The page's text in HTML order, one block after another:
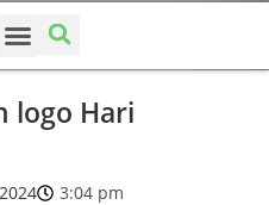
logo Hari
3:04 pm